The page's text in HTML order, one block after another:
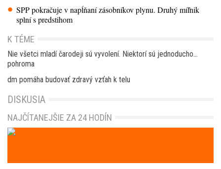
SPP pokračuje v napĺňaní zásobníkov plynu. Druhý míľnik
splní s predstihom
K TÉME
Nie všetci mladí čarodeji sú vyvolení. Niektorí sú jednoducho…
pohroma
dm pomáha budovať zdravý vzťah k telu
DISKUSIA
NAJČÍTANEJŠIE ZA 24 HODÍN